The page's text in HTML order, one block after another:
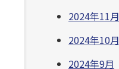
2024年11月
2024年10月
2024年9月